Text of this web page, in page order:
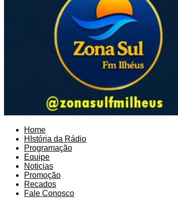
Home
HIstória da Rádio
Programação
Equipe
Noticias
Promoção
Recados
Fale Conosco